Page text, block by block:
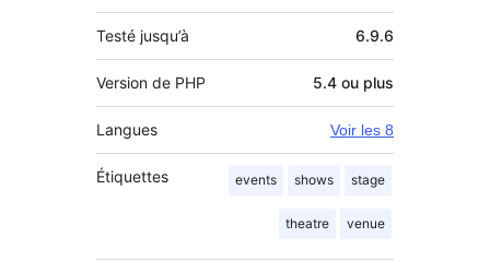
Testé jusqu’à 6.9.6
Version de PHP 5.4 ou plus
Langues Voir les 8
Étiquettes events shows stage
theatre venue